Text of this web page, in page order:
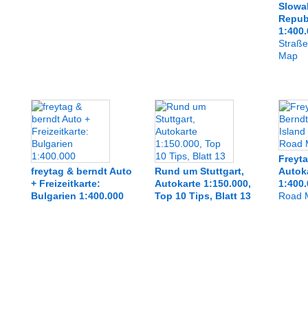
Map
freytag & berndt Auto
+ Freizeitkarte:
Bulgarien 1:400.000
Rund um Stuttgart,
Autokarte 1:150.000,
Top 10 Tips, Blatt 13
Road